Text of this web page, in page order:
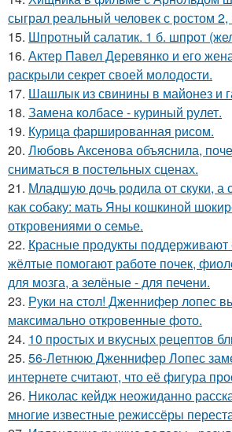
сыграл реальный человек с ростом 2,
15. Шпротный салатик. 1 б. шпрот
16. Актер Павел Деревянко и его
раскрыли секрет своей молодости.
17. Шашлык из свинины в майонез и
18. Замена колбасе - куриный рулет.
19. Курица фаршированная рисом.
20. Любовь Аксенова объяснила,
сниматься в постельных сценах.
21. Младшую дочь родила от скуки, а
как собаку: мать Яны кошкиной
откровениями о семье.
22. Красные продукты поддерживают
жёлтые помогают работе почек,
для мозга, а зелёные - для печени.
23. Руки на стол! Дженнифер лопес
максимально откровенные фото.
24. 10 простых и вкусных рецептов
25. 56-Летнюю Дженнифер Лопес
интернете считают, что её фигура
26. Николас кейдж неожиданно
многие известные режиссёры